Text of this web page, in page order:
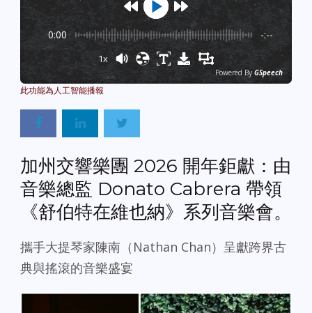
0:00 -:--
1x
Powered By GSpeech
加州交響樂團 2026 開年鉅獻：由
音樂總監 Donato Cabrera 帶領
《舒伯特在維也納》系列音樂會。
攜手大提琴家陳南（Nathan Chan）呈獻跨界古
典與搖滾的音樂盛宴